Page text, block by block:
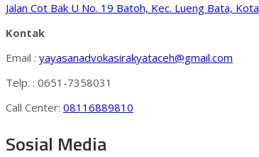
Jalan Cot Bak U No. 19 Batoh, Kec. Lueng Bata,
Kontak
Email : yayasanadvokasirakyataceh@gmail.com
Telp. : 0651-7358031
Call Center: 08116889810
Sosial Media